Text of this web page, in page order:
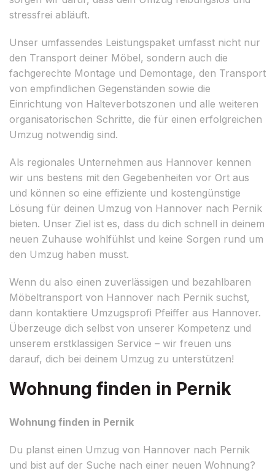
stressfrei abläuft.
Unser umfassendes Leistungspaket umfasst nicht nur
den Transport deiner Möbel, sondern auch die
fachgerechte Montage und Demontage, den Transport
von empfindlichen Gegenständen sowie die
Einrichtung von Halteverbotszonen und alle weiteren
organisatorischen Schritte, die für einen erfolgreichen
Umzug notwendig sind.
Als regionales Unternehmen aus Hannover kennen
wir uns bestens mit den Gegebenheiten vor Ort aus
und können so eine effiziente und kostengünstige
Lösung für deinen Umzug von Hannover nach Pernik
bieten. Unser Ziel ist es, dass du dich schnell in deinem
neuen Zuhause wohlfühlst und keine Sorgen rund um
den Umzug haben musst.
Wenn du also einen zuverlässigen und bezahlbaren
Möbeltransport von Hannover nach Pernik suchst,
dann kontaktiere Umzugsprofi Pfeiffer aus Hannover.
Überzeuge dich selbst von unserer Kompetenz und
unserem erstklassigen Service – wir freuen uns
darauf, dich bei deinem Umzug zu unterstützen!
Wohnung finden in Pernik
Wohnung finden in Pernik
Du planst einen Umzug von Hannover nach Pernik
und bist auf der Suche nach einer neuen Wohnung?